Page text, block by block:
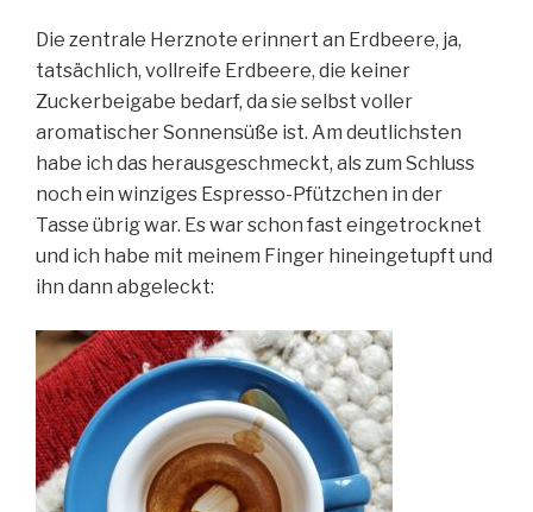
Die zentrale Herznote erinnert an Erdbeere, ja,
tatsächlich, vollreife Erdbeere, die keiner
Zuckerbeigabe bedarf, da sie selbst voller
aromatischer Sonnensüße ist. Am deutlichsten
habe ich das herausgeschmeckt, als zum Schluss
noch ein winziges Espresso-Pfützchen in der
Tasse übrig war. Es war schon fast eingetrocknet
und ich habe mit meinem Finger hineingetupft und
ihn dann abgeleckt: